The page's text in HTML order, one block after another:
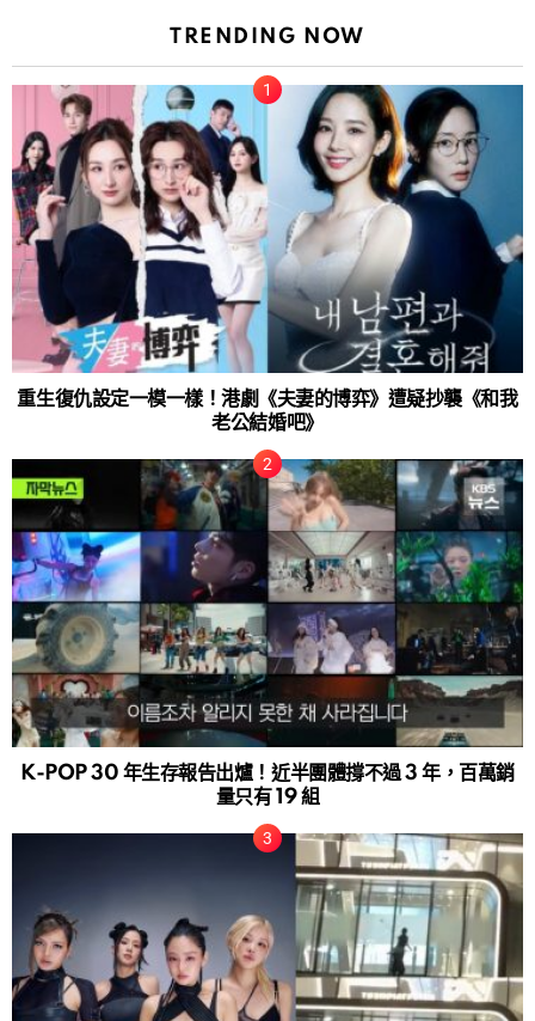
TRENDING NOW
重生復仇設定一模一樣！港劇《夫妻的博弈》遭疑抄襲《和我
老公結婚吧》
K-POP 30 年生存報告出爐！近半團體撐不過 3 年，百萬銷
量只有 19 組